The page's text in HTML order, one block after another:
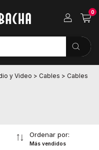
0
y Video > Cables > Cables
Ordenar por:
Más vendidos